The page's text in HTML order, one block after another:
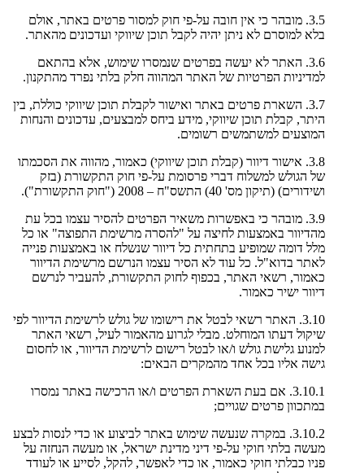
3.5. מובהר כי אין חובה על-פי חוק למסור פרטים באתר, אולם
בלא למוסרם לא ניתן יהיה לקבל תוכן שיווקי ועדכונים מהאתר.
3.6. האתר לא יעשה בפרטים שנמסרו שימוש, אלא בהתאם
למדיניות הפרטיות של האתר המהווה חלק בלתי נפרד מהתקנון.
3.7. השארת פרטים באתר ואישור לקבלת תוכן שיווקי כוללת, בין
היתר, קבלת תוכן שיווקי, מידע ביחס למבצעים, עדכונים והנחות
המוצעים למשתמשים רשומים.
3.8. אישור דיוור (קבלת תוכן שיווקי) כאמור, מהווה את הסכמתו
של הגולש למשלוח דברי פרסומת על-פי חוק התקשורת (בזק
ושידורים) (תיקון מס' 40) התשס"ח – 2008 ("חוק התקשורת").
3.9. מובהר כי באפשרות משאיר הפרטים להסיר עצמו בכל עת
מהדיוור באמצעות לחיצה על "להסרה מרשימת התפוצה" או כל
מלל דומה שמופיע בתחתית כל דיוור שנשלח או באמצעות פנייה
לאתר בדוא"ל. כל עוד לא הסיר עצמו הנרשם מרשימת הדיוור
כאמור, רשאי האתר, בכפוף לחוק התקשורת, להעביר לנרשם
דיוור ישיר כאמור.
3.10. האתר רשאי לבטל את רישומו של גולש לרשימת הדיוור לפי
שיקול דעתו המוחלט. מבלי לגרוע מהאמור לעיל, רשאי האתר
למנוע גלישת גולש ו/או לבטל רישום לרשימת הדיוור, או לחסום
גישה אליו בכל אחד מהמקרים הבאים:
3.10.1. אם בעת השארת הפרטים ו/או הרכישה באתר נמסרו
במתכוון פרטים שגויים;
3.10.2. במקרה שנעשה שימוש באתר לביצוע או כדי לנסות לבצע
מעשה בלתי חוקי על-פי דיני מדינת ישראל, או מעשה הנחזה על
פניו כבלתי חוקי כאמור, או כדי לאפשר, להקל, לסייע או לעודד